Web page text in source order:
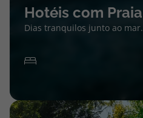
Hotéis com Praia
Dias tranquilos junto ao mar.